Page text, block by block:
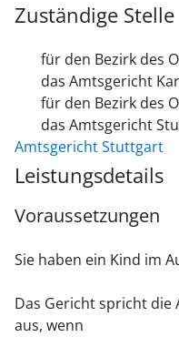
Zuständige Stelle
für den Bezirk des
das Amtsgericht
für den Bezirk des
das Amtsgericht
Amtsgericht Stuttgart
Leistungsdetails
Voraussetzungen
Sie haben ein Kind im
Das Gericht spricht
aus, wenn